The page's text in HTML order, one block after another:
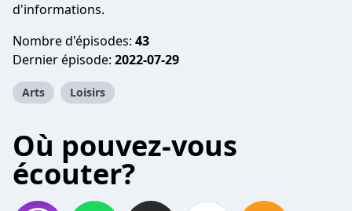
d'informations.
Nombre d'épisodes: 43
Dernier épisode: 2022-07-29
Arts Loisirs
Où pouvez-vous
écouter?